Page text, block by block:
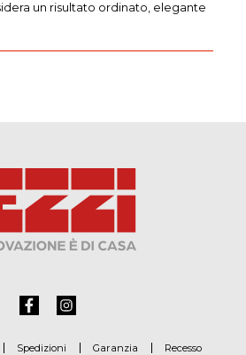
un risultato ordinato, elegante
Spedizioni Garanzia Recesso